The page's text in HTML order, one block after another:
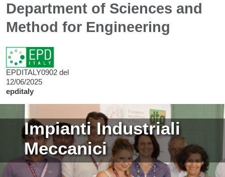
Department of Sciences and
Method for Engineering
EPDITALY0902 del
12/06/2025
epditaly
Impianti Industriali
Meccanici